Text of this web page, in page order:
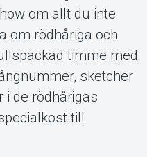
om allt du inte
om rödhåriga och
timme med
sketcher
i de rödhårigas
till